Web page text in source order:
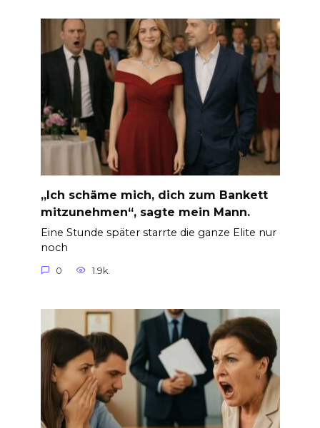
„Ich schäme mich, dich zum Bankett
mitzunehmen“, sagte mein Mann.
Eine Stunde später starrte die ganze Elite nur
noch
0 1.9k.